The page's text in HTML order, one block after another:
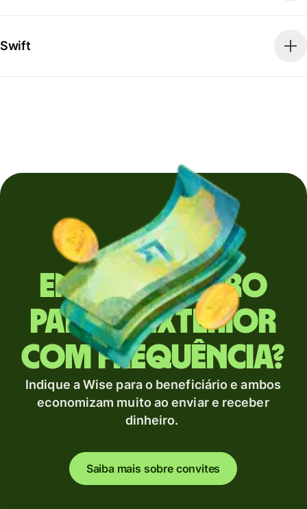
Swift
Envia dinheiro
para o exterior
com frequência?
Indique a Wise para o beneficiário e ambos
economizam muito ao enviar e receber
dinheiro.
Saiba mais sobre convites